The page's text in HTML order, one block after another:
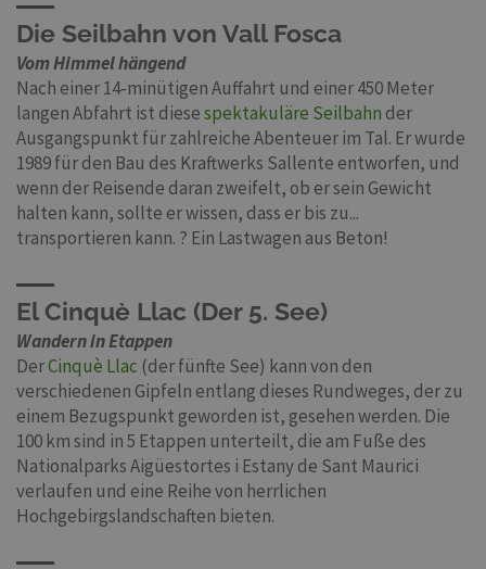
Die Seilbahn von Vall Fosca
Vom Himmel hängend
Nach einer 14-minütigen Auffahrt und einer 450 Meter
langen Abfahrt ist diesespektakuläre Seilbahn der
Ausgangspunkt für zahlreiche Abenteuer im Tal. Er wurde
1989 für den Bau des Kraftwerks Sallente entworfen, und
wenn der Reisende daran zweifelt, ob er sein Gewicht
halten kann, sollte er wissen, dass er bis zu...
transportieren kann. ? Ein Lastwagen aus Beton!
El Cinquè Llac (Der 5. See)
Wandern in Etappen
DerCinquè Llac (der fünfte See) kann von den
verschiedenen Gipfeln entlang dieses Rundweges, der zu
einem Bezugspunkt geworden ist, gesehen werden. Die
100 km sind in 5 Etappen unterteilt, die am Fuße des
Nationalparks Aigüestortes i Estany de Sant Maurici
verlaufen und eine Reihe von herrlichen
Hochgebirgslandschaften bieten.